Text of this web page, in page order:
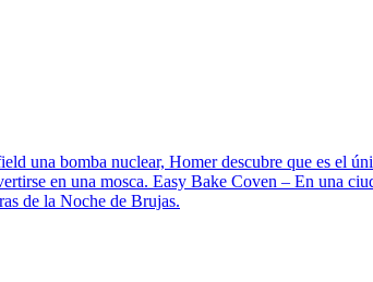
una bomba nuclear, Homer descubre que es el
en una mosca. Easy Bake Coven – En una
de la Noche de Brujas.